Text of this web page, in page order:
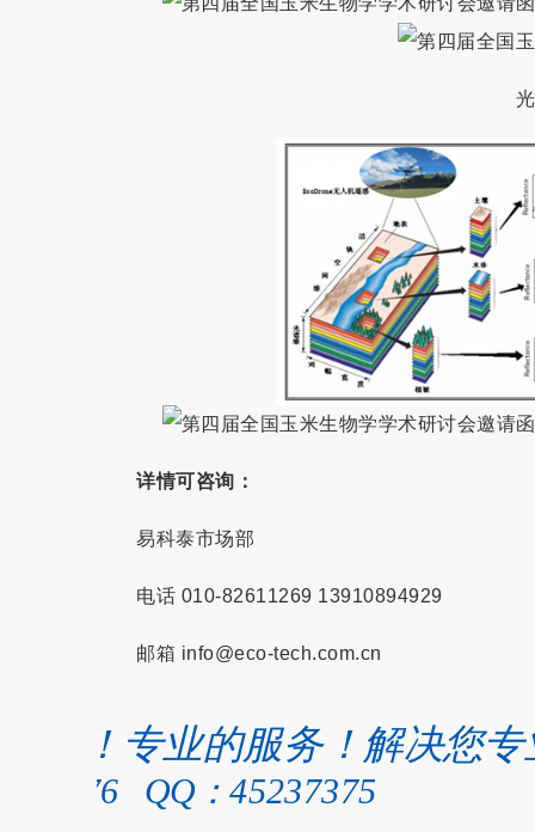
光谱
详情可咨询：
易科泰市场部
电话 010-82611269 13910894929
邮箱 info@eco-tech.com.cn
术！专业的服务！解决您
QQ：45237375